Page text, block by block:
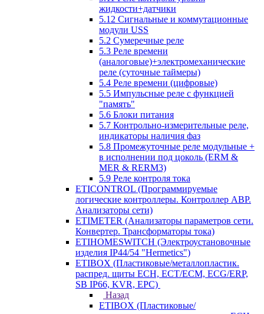
жидкости+датчики
5.12 Сигнальные и коммутационные
модули USS
5.2 Сумеречные реле
5.3 Реле времени
(аналоговые)+электромеханические
реле (суточные таймеры)
5.4 Реле времени (цифровые)
5.5 Импульсные реле с функцией
"память"
5.6 Блоки питания
5.7 Контрольно-измерительные реле,
индикаторы наличия фаз
5.8 Промежуточные реле модульные +
в исполнении под цоколь (ERM &
MER & RERM3)
5.9 Реле контроля тока
ETICONTROL (Программируемые
логические контроллеры. Контроллер АВР.
Анализаторы сети)
ETIMETER (Анализаторы параметров сети.
Конвертер. Трансформаторы тока)
ETIHOMESWITCH (Электроустановочные
изделия IP44/54 "Hermetics")
ETIBOX (Пластиковые/металлопластик.
распред. щиты ECH, ECT/ECM, ECG/ERP,
SB IP66, KVR, EPC)
Назад
ETIBOX (Пластиковые/